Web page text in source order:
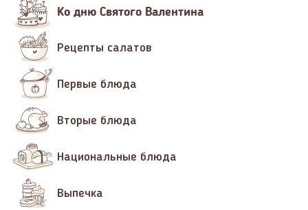
Ко дню Святого Валентина
Рецепты салатов
Первые блюда
Вторые блюда
Национальные блюда
Выпечка